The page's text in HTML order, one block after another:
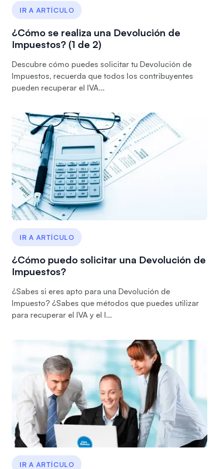
IR A ARTÍCULO
¿Cómo se realiza una Devolución de
Impuestos? (1 de 2)
Descubre cómo puedes solicitar tu Devolución de
Impuestos, recuerda que todos los contribuyentes
pueden recuperar el IVA...
IR A ARTÍCULO
¿Cómo puedo solicitar una Devolución de
Impuestos?
¿Sabes si eres apto para una Devolución de
Impuesto? ¿Sabes que métodos que puedes utilizar
para recuperar el IVA y el I...
IR A ARTÍCULO